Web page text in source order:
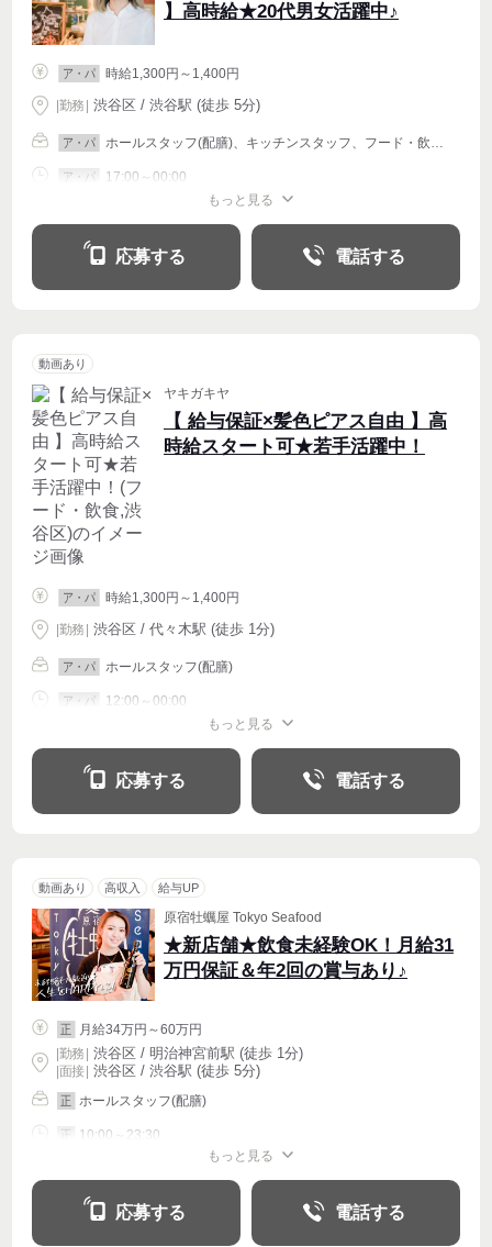
】高時給★20代男女活躍中♪
ア・パ 時給1,300円～1,400円
|勤務 渋谷区 / 渋谷駅 (徒歩 5分)
ア・パ ホールスタッフ(配膳)、キッチンスタッフ、フード・飲食その他
ア・パ 17:00～00:00
もっと見る
応募する 電話する
動画あり
ヤキガキヤ
【 給与保証×髪色ピアス自由 】高
時給スタート可★若手活躍中！
ア・パ 時給1,300円～1,400円
|勤務 渋谷区 / 代々木駅 (徒歩 1分)
ア・パ ホールスタッフ(配膳)
ア・パ 12:00～00:00
もっと見る
応募する 電話する
動画あり 高収入 給与UP
原宿牡蠣屋 Tokyo Seafood
★新店舗★飲食未経験OK！月給31
万円保証＆年2回の賞与あり♪
正
月給34万円～60万円
|勤務 渋谷区 / 明治神宮前駅 (徒歩 1分)
| 面接 | 渋谷区 / 渋谷駅 (徒歩 5分)
正 ホールスタッフ(配膳)
正 10:00～23:30
もっと見る
応募する 電話する